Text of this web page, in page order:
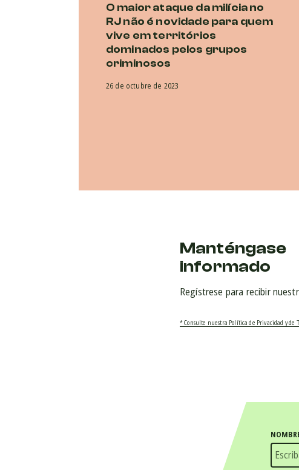
O maior ataque da milícia no
RJ não é novidade para quem
vive em territórios
dominados pelos grupos
criminosos
26 de octubre de 2023
Manténgase
informado
Regístrese para recibir
* Consulte nuestra Política de Privacidad y de